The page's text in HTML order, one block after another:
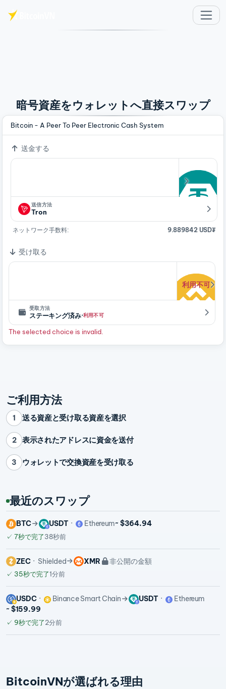
暗号資産をウォレットへ直接スワップ
Bitcoin - A Peer To Peer Electronic Cash System
送金する
送信方法
Tron
ネットワーク手数料: 9.889842 USD₮
受け取る
利用不可
受取方法
ステーキング済み·利用不可
The selected choice is invalid.
ご利用方法
1 送る資産と受け取る資産を選択
2 表示されたアドレスに資金を送付
3 ウォレットで交換資産を受け取る
最近のスワップ
BTC USDT Ethereum~ $364.94
✓ 7秒で完了38秒前
ZEC Shielded XMR 非公開の金額
✓ 35秒で完了1分前
USDC Binance Smart Chain USDT
Ethereum
~ $159.99
✓ 9秒で完了2分前
BitcoinVNが選ばれる理由